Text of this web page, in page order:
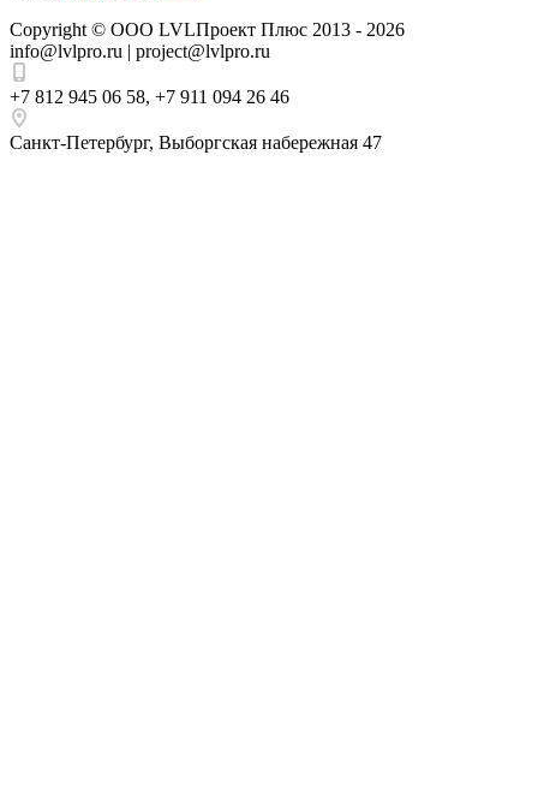
Copyright © ООО LVLПроект Плюс 2013 - 2026
info@lvlpro.ru | project@lvlpro.ru
+7 812 945 06 58, +7 911 094 26 46
Санкт-Петербург, Выборгская набережная 47